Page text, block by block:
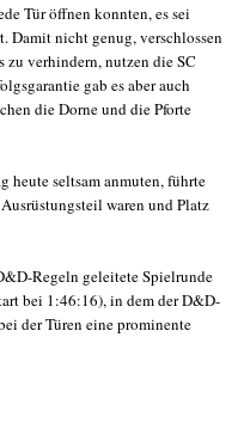
Tür öffnen konnten, es sei
Damit nicht genug, verschlossen
zu verhindern, nutzen die SC
gab es aber auch
die Dorne und die Pforte
heute seltsam anmuten, führte
waren und Platz
Regeln geleitete Spielrunde
bei 1:46:16), in dem der D&D-
der Türen eine prominente